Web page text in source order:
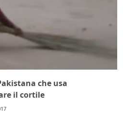
che usa
il cortile